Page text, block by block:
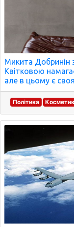
Микита Добринін
Квітковою
але в цьому є своя
Політика